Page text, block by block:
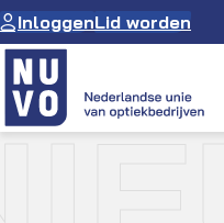
Ga
naar
de
inhoud
InloggenLid worden